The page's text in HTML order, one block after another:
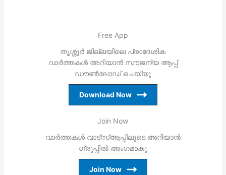
Free App
തൃശ്ശൂര്‍ ജില്ലയിലെ പ്രാദേശിക
വാര്‍ത്തകള്‍ അറിയാന്‍ സൗജന്യ ആപ്പ്
ഡൗണ്‍ലോഡ് ചെയ്യൂ
Download Now
Join Now
വാര്‍ത്തകള്‍ വാട്‌സ്ആപ്പിലൂടെ അറിയാന്‍
ഗ്രൂപ്പില്‍ അംഗമാകൂ
Join Now